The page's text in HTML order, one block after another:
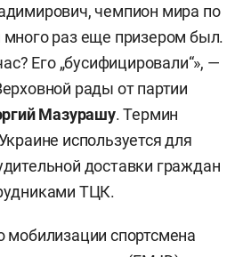
чемпион мира по
раз еще призером был.
Его „бусифицировали“», —
рады от партии
Мазурашу. Термин
используется для
доставки граждан
ТЦК.
мобилизации спортсмена